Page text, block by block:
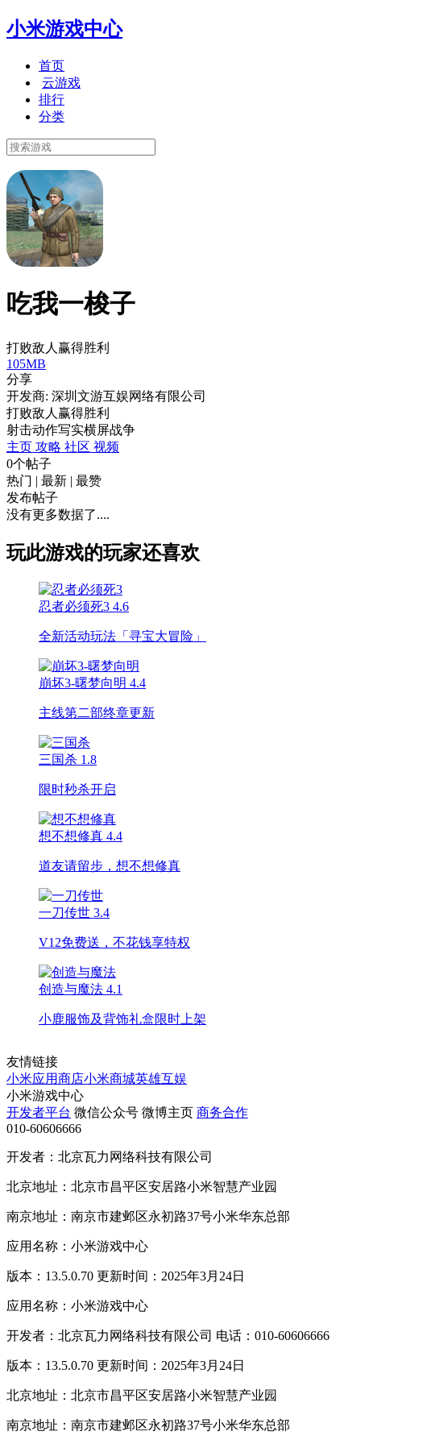
小米游戏中心
首页
云游戏
排行
分类
吃我一梭子
打败敌人赢得胜利
105MB
分享
开发商: 深圳文游互娱网络有限公司
打败敌人赢得胜利
射击动作写实横屏战争
主页 攻略 社区 视频
0个帖子
热门 | 最新 | 最赞
发布帖子
没有更多数据了....
玩此游戏的玩家还喜欢
忍者必须死3 4.6
全新活动玩法「寻宝大冒险」
崩坏3-曙梦向明 4.4
主线第二部终章更新
三国杀 1.8
限时秒杀开启
想不想修真 4.4
道友请留步，想不想修真
一刀传世 3.4
V12免费送，不花钱享特权
创造与魔法 4.1
小鹿服饰及背饰礼盒限时上架
友情链接
小米应用商店小米商城英雄互娱
小米游戏中心
开发者平台 微信公众号 微博主页 商务合作
010-60606666
开发者：北京瓦力网络科技有限公司
北京地址：北京市昌平区安居路小米智慧产业园
南京地址：南京市建邺区永初路37号小米华东总部
应用名称：小米游戏中心
版本：13.5.0.70 更新时间：2025年3月24日
应用名称：小米游戏中心
开发者：北京瓦力网络科技有限公司 电话：010-60606666
版本：13.5.0.70 更新时间：2025年3月24日
北京地址：北京市昌平区安居路小米智慧产业园
南京地址：南京市建邺区永初路37号小米华东总部